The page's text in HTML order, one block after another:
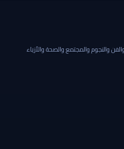
والنجوم والمجتمع والصحة والأزياء